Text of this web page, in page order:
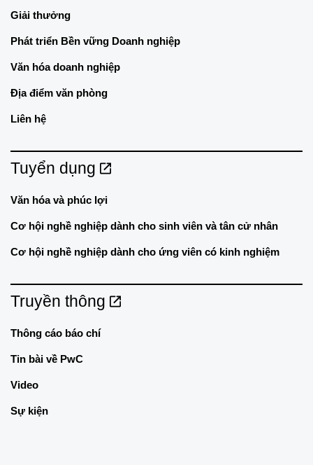
Giải thưởng
Phát triển Bền vững Doanh nghiệp
Văn hóa doanh nghiệp
Địa điểm văn phòng
Liên hệ
Tuyển dụng
Văn hóa và phúc lợi
Cơ hội nghề nghiệp dành cho sinh viên và tân cử nhân
Cơ hội nghề nghiệp dành cho ứng viên có kinh nghiệm
Truyền thông
Thông cáo báo chí
Tin bài về PwC
Video
Sự kiện